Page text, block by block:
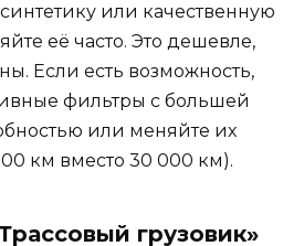
или качественную
её часто. Это дешевле,
Если есть возможность,
фильтры с большей
или меняйте их
км вместо 30 000 км).
грузовик»